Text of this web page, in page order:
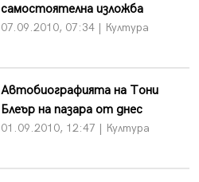
самостоятелна изложба
07.09.2010, 07:34 | Култура
Автобиографията на Тони
Блеър на пазара от днес
01.09.2010, 12:47 | Култура